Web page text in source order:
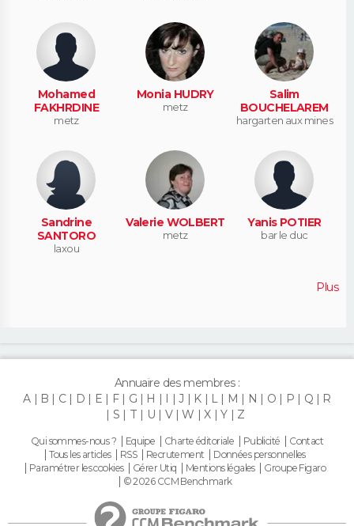
Mohamed
FAKHRDINE
metz
Monia HUDRY
metz
Salim
BOUCHELAREM
hargarten aux mines
Sandrine
SANTORO
laxou
Valerie WOLBERT
metz
Yanis POTIER
bar le duc
Plus
Annuaire des membres :
A
B C D E F G H I J K L M N O P Q
R
S
T U V W X Y Z
Qui sommes-nous ? Equipe Charte éditoriale Publicité
Contact
Tous les articles
RSS Recrutement
Données personnelles
Paramétrer les cookies
Gérer Utiq Mentions légales
Groupe Figaro
© 2026 CCM Benchmark